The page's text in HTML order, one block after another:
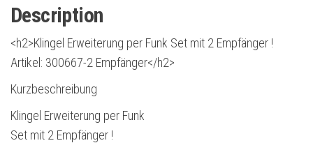
Description
<h2>Klingel Erweiterung per Funk Set mit 2 Empfänger !
Artikel: 300667-2 Empfänger</h2>
Kurzbeschreibung
Klingel Erweiterung per Funk
Set mit 2 Empfänger !